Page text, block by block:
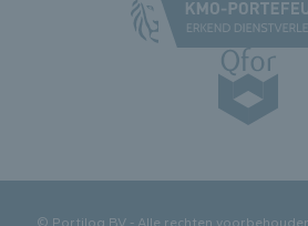
© Portilog BV - Alle rechten